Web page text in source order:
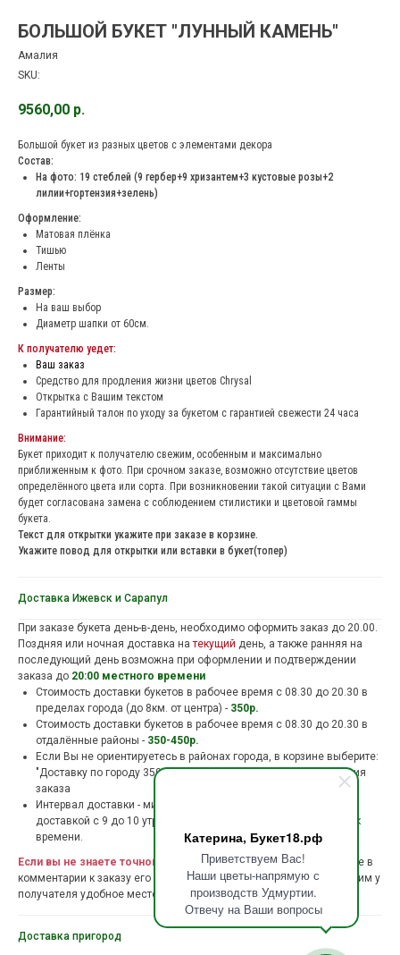
Катерина, Букет18.рф
Приветствуем Вас!
Наши цветы-напрямую с
производств Удмуртии.
Отвечу на Ваши вопросы
БОЛЬШОЙ БУКЕТ "ЛУННЫЙ КАМЕНЬ"
Амалия
SKU:
9560,00 р.
Большой букет из разных цветов с элементами декора
Состав:
На фото: 19 стеблей (9 гербер+9 хризантем+3 кустовые розы+2
лилии+гортензия+зелень)
Оформление:
Матовая плёнка
Тишью
Ленты
Размер:
На ваш выбор
Диаметр шапки от 60см.
К получателю уедет:
Ваш заказ
Средство для продления жизни цветов Chrysal
Открытка с Вашим текстом
Гарантийный талон по уходу за букетом с гарантией свежести 24 часа
Внимание:
Букет приходит к получателю свежим, особенным и максимально
приближенным к фото. При срочном заказе, возможно отсутствие цветов
определённого цвета или сорта. При возникновении такой ситуации с Вами
будет согласована замена с соблюдением стилистики и цветовой гаммы
букета.
Текст для открытки укажите при заказе в корзине.
Укажите повод для открытки или вставки в букет(топер)
Доставка Ижевск и Сарапул
При заказе букета день-в-день, необходимо оформить заказ до 20.00.
Поздняя или ночная доставка натекущий день, а также ранняя на
последующий день возможна при оформлении и подтверждении
заказа до 20:00 местного времени
Стоимость доставки букетов в рабочее время c 08.30 до 20.30 в
пределах города (до 8км. от центра) - 350р.
Стоимость доставки букетов в рабочее время c 08.30 до 20.30 в
отдалённые районы - 350-450р.
Если Вы не ориентируетесь в районах города, в корзине выберите:
"Доставку по городу 350р." С Вами свяжутся после оформления
заказа
Интервал доставки - минимум 1 час. Если вы заказали букет с
доставкой с 9 до 10 утра, курьер будет у вас в этот промежуток
времени.
Если вы не знаете точного адреса получателя то просто укажите в
комментарии к заказу его контактный номер. Мы деликатно уточним у
получателя удобное место и время доставки букета
Доставка пригород